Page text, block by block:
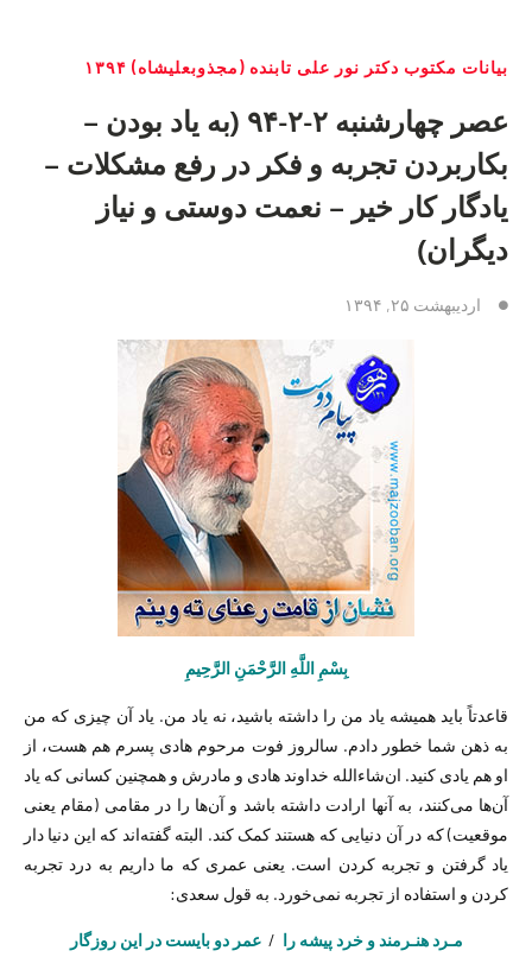
بیانات مکتوب دکتر نور علی تابنده (مجذوبعلیشاه) ۱۳۹۴
عصر چهارشنبه ۲-۲-۹۴ (به یاد بودن –
بکاربردن تجربه و فکر در رفع مشکلات –
یادگار کار خیر – نعمت دوستی و نیاز
دیگران)
اردیبهشت ۲۵, ۱۳۹۴
بِسْمِ اللَّهِ الرَّحْمَنِ الرَّحِيمِ
قاعدتاً باید همیشه یاد من را داشته باشید، نه یاد من. یاد آن چیزی که من
به ذهن شما خطور دادم. سالروز فوت مرحوم هادی پسرم هم هست، از
او هم یادی کنید. ان‌شاءالله خداوند هادی و مادرش و همچنین کسانی که یاد
آن‌ها می‌کنند، به آنها ارادت داشته باشد و آن‌ها را در مقامی (مقام یعنی
موقعیت) که در آن دنیایی که هستند کمک کند. البته گفته‌اند که این دنیا دار
یاد گرفتن و تجربه کردن است. یعنی عمری که ما داریم به درد تجربه
کردن و استفاده از تجربه نمی‌خورد. به قول سعدی:
مـرد هنـرمند و خرد پیشه را /عمر دو بایست در این روزگار